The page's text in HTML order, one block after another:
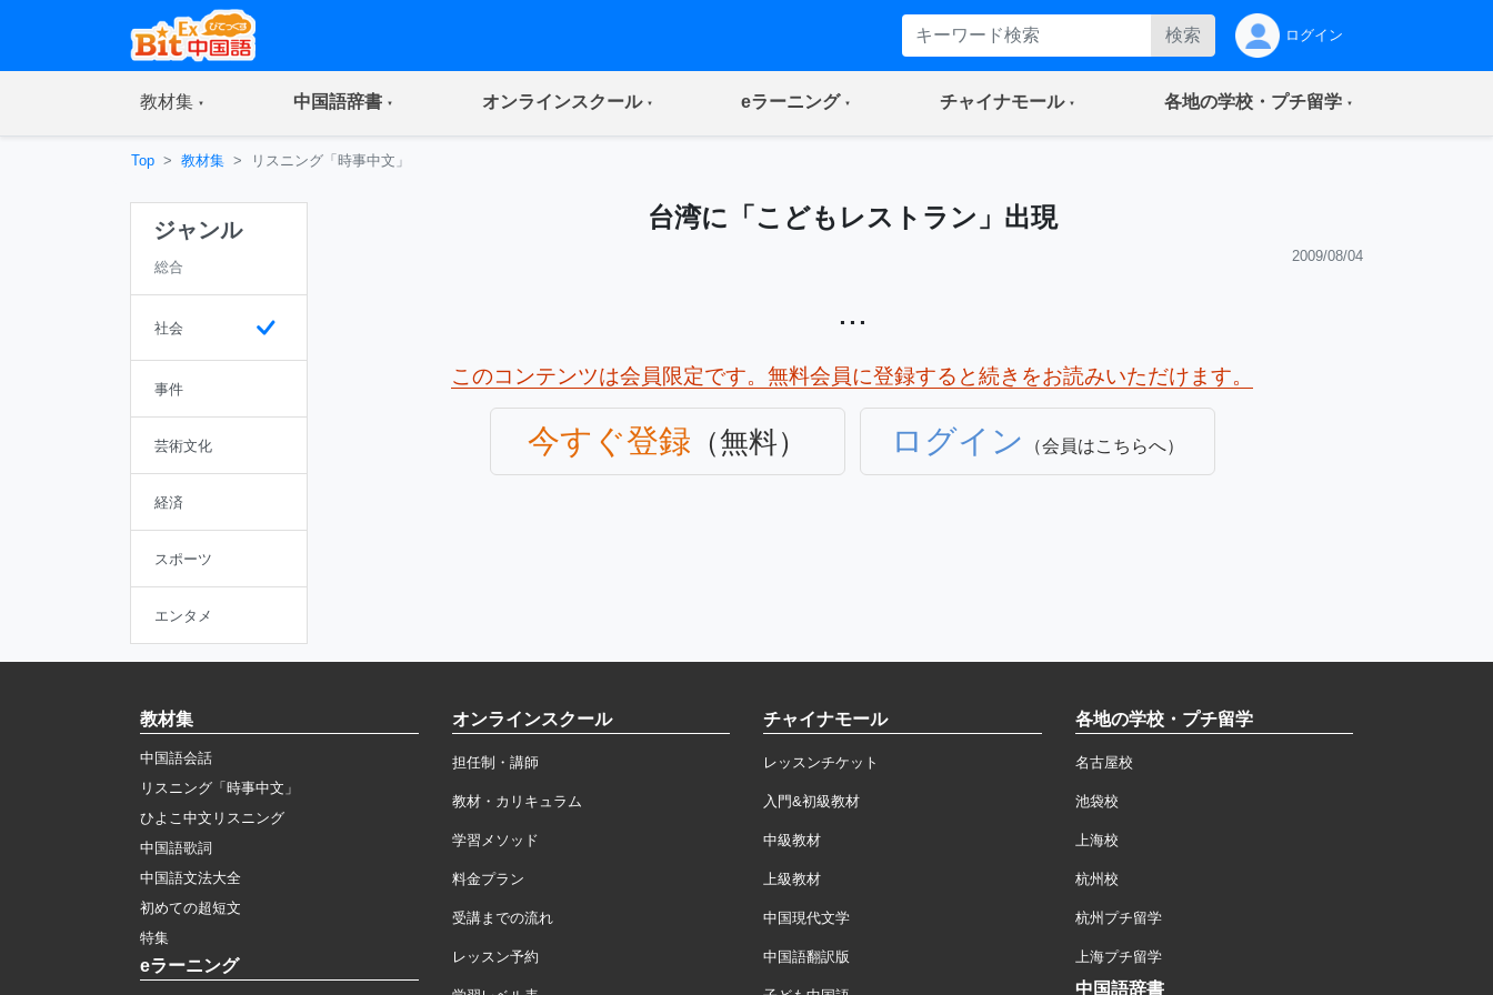
検索 ログイン
教材集(current) 中国語辞書(current) オンラインスクール(current) eラーニング(current) チャイナモール(current) 各地の学校・プチ留学(current)
Top 教材集 リスニング「時事中文」
ジャンル
総合
社会
事件
芸術文化
経済
スポーツ
エンタメ
台湾に「こどもレストラン」出現
2009/08/04
...
このコンテンツは会員限定です。無料会員に登録すると続きをお読みいただけます。
今すぐ登録 （無料） ログイン （会員はこちらへ）
教材集
中国語会話
リスニング「時事中文」
ひよこ中文リスニング
中国語歌詞
中国語文法大全
初めての超短文
特集
eラーニング
オンラインスクール
担任制・講師
教材・カリキュラム
学習メソッド
料金プラン
受講までの流れ
レッスン予約
チャイナモール
レッスンチケット
入門&初級教材
中級教材
上級教材
中国現代文学
中国語翻訳版
各地の学校・プチ留学
名古屋校
池袋校
上海校
杭州校
杭州プチ留学
上海プチ留学
中国語辞書